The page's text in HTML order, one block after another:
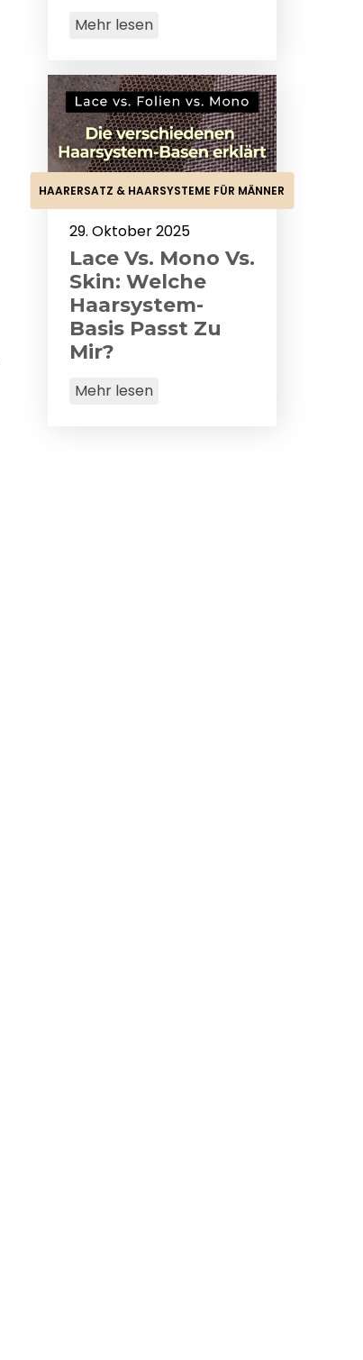
Mehr lesen
HAARERSATZ & HAARSYSTEME FÜR MÄNNER
29. Oktober 2025
Lace Vs. Mono Vs.
Skin: Welche
Haarsystem-
Basis Passt Zu
Mir?
Mehr lesen